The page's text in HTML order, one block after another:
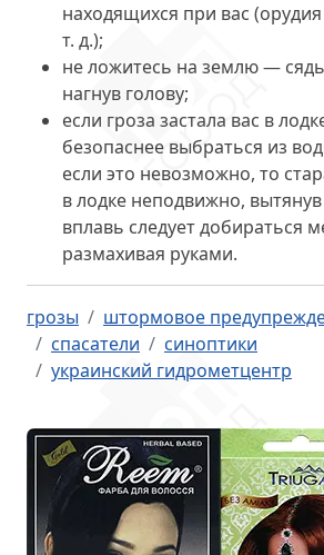
находящихся при вас
т. д.);
не ложитесь на землю —
нагнув голову;
если гроза застала вас в
безопаснее выбраться из
если это невозможно, то
в лодке неподвижно, вытянув
вплавь следует добираться
размахивая руками.
грозы
штормовое
спасатели
синоптики
украинский гидрометцентр